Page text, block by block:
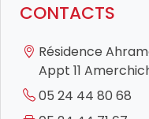
CONTACTS
Résidence
Appt 11
05 24 44 80 68